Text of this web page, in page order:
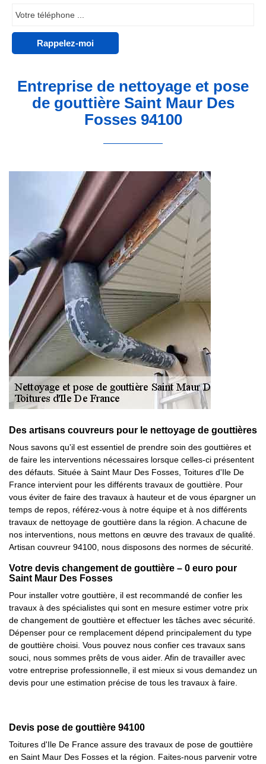
Entreprise de nettoyage et pose
de gouttière Saint Maur Des
Fosses 94100
Des artisans couvreurs pour le nettoyage de gouttières
Nous savons qu'il est essentiel de prendre soin des gouttières et
de faire les interventions nécessaires lorsque celles-ci présentent
des défauts. Située à Saint Maur Des Fosses, Toitures d'Ile De
France intervient pour les différents travaux de gouttière. Pour
vous éviter de faire des travaux à hauteur et de vous épargner un
temps de repos, référez-vous à notre équipe et à nos différents
travaux de nettoyage de gouttière dans la région. A chacune de
nos interventions, nous mettons en œuvre des travaux de qualité.
Artisan couvreur 94100, nous disposons des normes de sécurité.
Votre devis changement de gouttière – 0 euro pour
Saint Maur Des Fosses
Pour installer votre gouttière, il est recommandé de confier les
travaux à des spécialistes qui sont en mesure estimer votre prix
de changement de gouttière et effectuer les tâches avec sécurité.
Dépenser pour ce remplacement dépend principalement du type
de gouttière choisi. Vous pouvez nous confier ces travaux sans
souci, nous sommes prêts de vous aider. Afin de travailler avec
votre entreprise professionnelle, il est mieux si vous demandez un
devis pour une estimation précise de tous les travaux à faire.
Devis pose de gouttière 94100
Toitures d'Ile De France assure des travaux de pose de gouttière
en Saint Maur Des Fosses et la région. Faites-nous parvenir votre